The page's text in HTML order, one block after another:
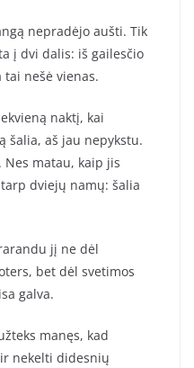
nepradėjo aušti. Tik
į dvi dalis: iš gailesčio
tai nešė vienas.
naktį, kai
šalia, aš jau nepykstu.
matau, kaip jis
dviejų namų: šalia
jį ne dėl
bet dėl svetimos
galva.
manęs, kad
nekelti didesnių